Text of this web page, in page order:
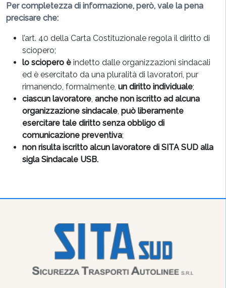
Per completezza di informazione, però, vale la pena
precisare che:
l’art. 40 della Carta Costituzionale regola il diritto di
sciopero;
lo sciopero è indetto dalle organizzazioni sindacali
ed è esercitato da una pluralità di lavoratori, pur
rimanendo, formalmente, un diritto individuale;
ciascun lavoratore, anche non iscritto ad alcuna
organizzazione sindacale, può liberamente
esercitare tale diritto senza obbligo di
comunicazione preventiva;
non risulta iscritto alcun lavoratore di SITA SUD alla
sigla Sindacale USB.